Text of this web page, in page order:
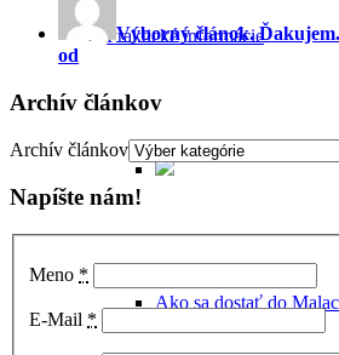
Praktické informácie
Ako sa dostať do
Výborný článok. Ďakujem.
od
Archív článkov
Archív článkov
Napíšte nám!
Meno *
E-Mail *